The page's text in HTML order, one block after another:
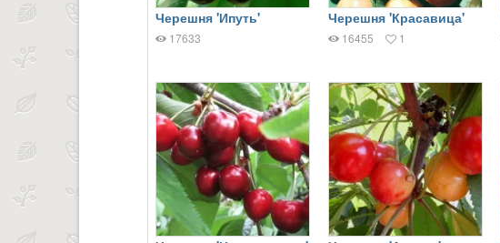
Черешня 'Ипуть'
17633
Черешня 'Красавица'
16455 1